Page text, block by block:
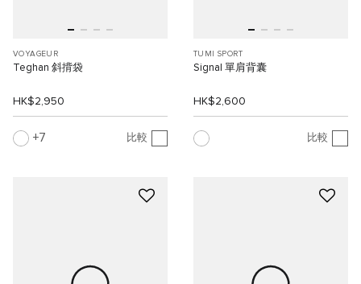
VOYAGEUR
Teghan 斜揹袋
HK$2,950
7 比較
TUMI SPORT
Signal 單肩背囊
HK$2,600
比較